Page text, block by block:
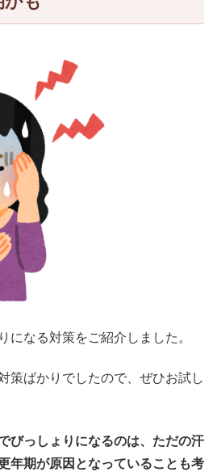
になる対策をご紹介しました。
策ばかりでしたので、ぜひお試し
びっしょりになるのは、ただの汗
年期が原因となっていることも考